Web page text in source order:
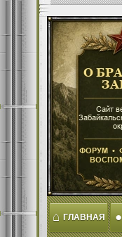
⌂ ГЛАВНАЯ ●